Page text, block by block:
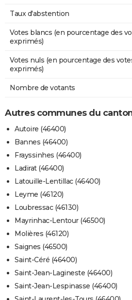
Taux d'abstention
Votes blancs (en pourcentage des
exprimés)
Votes nuls (en pourcentage des
exprimés)
Nombre de votants
Autres communes du
Autoire (46400)
Bannes (46400)
Frayssinhes (46400)
Ladirat (46400)
Latouille-Lentillac (46400)
Leyme (46120)
Loubressac (46130)
Mayrinhac-Lentour (46500)
Molières (46120)
Saignes (46500)
Saint-Céré (46400)
Saint-Jean-Lagineste (46400)
Saint-Jean-Lespinasse (46400)